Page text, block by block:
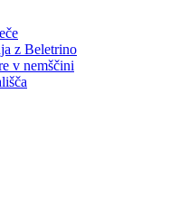
z Beletrino
v nemščini